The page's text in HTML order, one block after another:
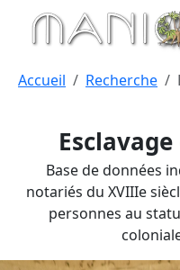
Aller au contenu principal
Base de données
notariés du XVIIIe
personnes au
Accueil Recherche